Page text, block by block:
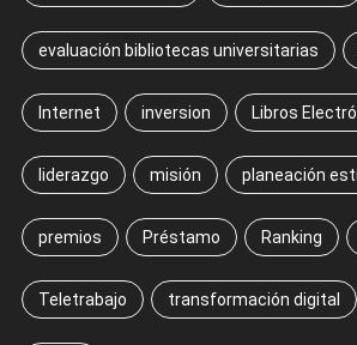
evaluación bibliotecas universitarias
Internet inversion Libros
liderazgo misión planeación
premios Préstamo Ranking
Teletrabajo transformación digital